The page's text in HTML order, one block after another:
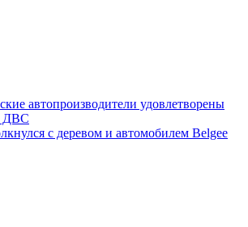
автопроизводители удовлетворены
ДВС
с деревом и автомобилем Belgee